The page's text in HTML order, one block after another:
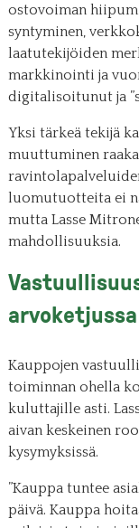
ostovoiman
syntyminen,
laatutekijöiden
markkinointi ja
digitalisoitunut ja
Yksi tärkeä tekijä
muuttuminen
luomutuotteita ei
mutta Lasse
mahdollisuuksia.
arvoketjussa
Kauppojen
toiminnan ohella
kuluttajille asti.
aivan keskeinen
kysymyksissä.
”Kauppa tuntee
päivä. Kauppa